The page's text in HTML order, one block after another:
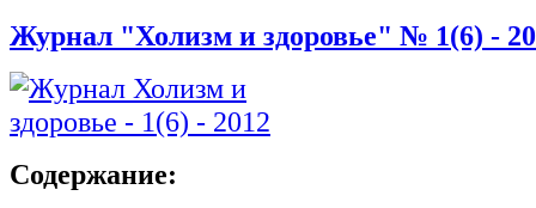
Журнал "Холизм и здоровье" № 1(6) -
Содержание: